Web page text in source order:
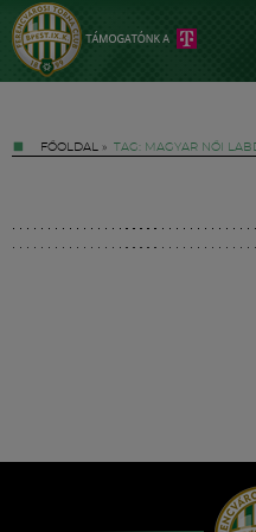
FŐOLDAL » TAG: MAGYAR NŐI
Hírek